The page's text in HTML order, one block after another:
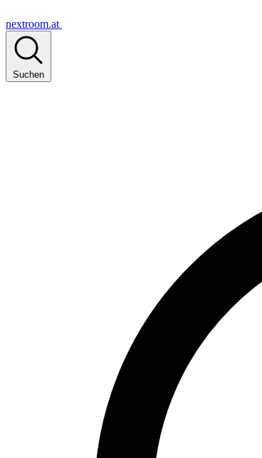
nextroom.at
Suchen